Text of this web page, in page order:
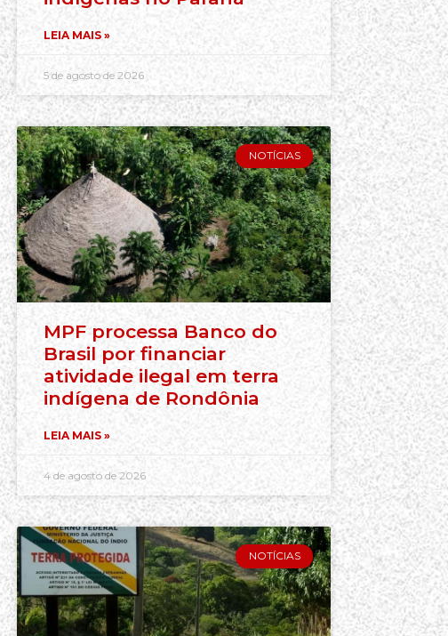
LEIA MAIS »
5 de agosto de 2026
NOTÍCIAS
MPF processa Banco do
Brasil por financiar
atividade ilegal em terra
indígena de Rondônia
LEIA MAIS »
4 de agosto de 2026
NOTÍCIAS